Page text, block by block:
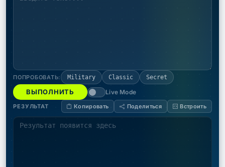
ПОПРОБОВАТЬ: Military Classic Secret
ВЫПОЛНИТЬ Live Mode
РЕЗУЛЬТАТ Копировать Поделиться Встроить